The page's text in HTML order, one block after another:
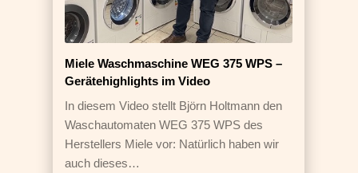
Miele Waschmaschine WEG 375 WPS –
Gerätehighlights im Video
In diesem Video stellt Björn Holtmann den
Waschautomaten WEG 375 WPS des
Herstellers Miele vor: Natürlich haben wir
auch dieses…